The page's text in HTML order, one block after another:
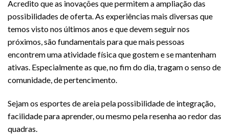
Acredito que as inovações que permitem a ampliação das
possibilidades de oferta. As experiências mais diversas que
temos visto nos últimos anos e que devem seguir nos
próximos, são fundamentais para que mais pessoas
encontrem uma atividade física que gostem e se mantenham
ativas. Especialmente as que, no fim do dia, tragam o senso de
comunidade, de pertencimento.
Sejam os esportes de areia pela possibilidade de integração,
facilidade para aprender, ou mesmo pela resenha ao redor das
quadras.